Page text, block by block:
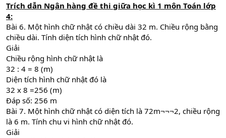
Trích dẫn Ngân hàng đề thi giữa học kì 1 môn Toán lớp
4:
Bài 6. Một hình chữ nhật có chiều dài 32 m. Chiều rộng bằng
chiều dài. Tính diện tích hình chữ nhật đó.
Giải
Chiều rộng hình chữ nhật là
32 : 4 = 8 (m)
Diện tích hình chữ nhật đó là
32 x 8 =256 (m)
Đáp số: 256 m
Bài 7. Một hình chữ nhật có diện tích là 72m¬¬¬2, chiều rộng
là 6 m. Tính chu vi hình chữ nhật đó.
Giải